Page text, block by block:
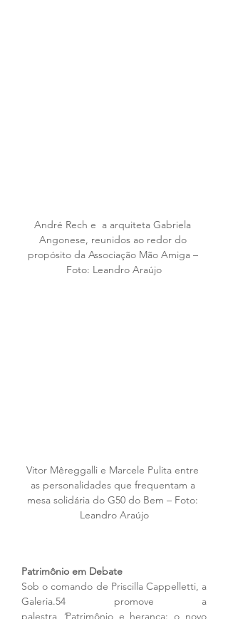
André Rech e  a arquiteta Gabriela
Angonese, reunidos ao redor do
propósito da Associação Mão Amiga –
Foto: Leandro Araújo
Vitor Mêreggalli e Marcele Pulita entre
as personalidades que frequentam a
mesa solidária do G50 do Bem – Foto:
Leandro Araújo
Patrimônio em Debate
Sob o comando de Priscilla Cappelletti, a
Galeria.54 promove a
palestra
‘Patrimônio e herança: o novo